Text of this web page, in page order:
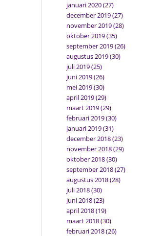
januari 2020(27)
december 2019(27)
november 2019(28)
oktober 2019(35)
september 2019(26)
augustus 2019(30)
juli 2019(25)
juni 2019(26)
mei 2019(30)
april 2019(29)
maart 2019(29)
februari 2019(30)
januari 2019(31)
december 2018(23)
november 2018(29)
oktober 2018(30)
september 2018(27)
augustus 2018(28)
juli 2018(30)
juni 2018(23)
april 2018(19)
maart 2018(30)
februari 2018(26)